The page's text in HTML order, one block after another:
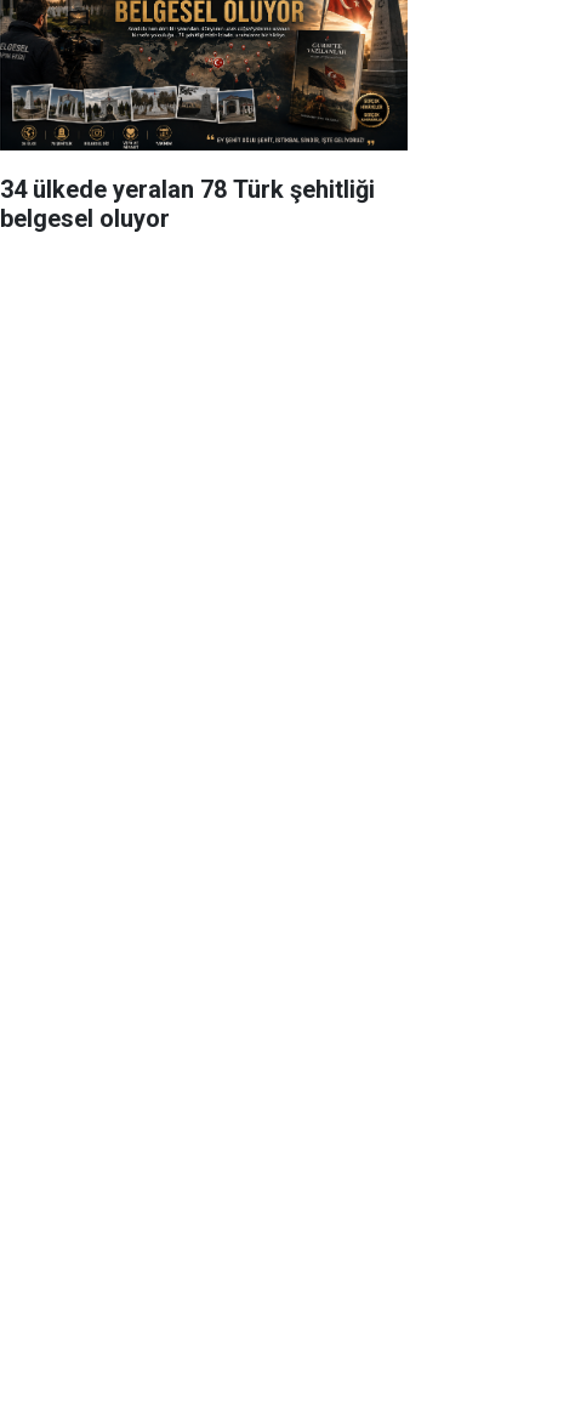
34 ülkede yeralan 78 Türk şehitliği
belgesel oluyor